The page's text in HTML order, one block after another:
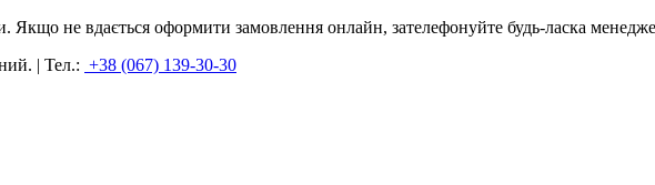
Якщо не вдається оформити замовлення онлайн, зателефонуйте будь-ласка
| Тел.: +38 (067) 139-30-30